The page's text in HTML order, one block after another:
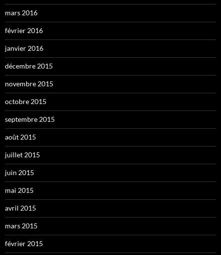
mars 2016
février 2016
janvier 2016
décembre 2015
novembre 2015
octobre 2015
septembre 2015
août 2015
juillet 2015
juin 2015
mai 2015
avril 2015
mars 2015
février 2015